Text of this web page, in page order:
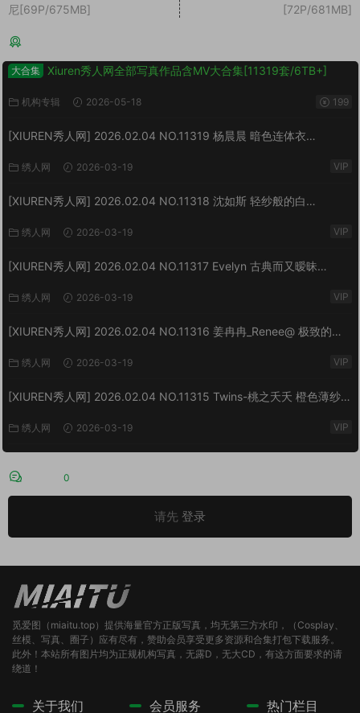
尼[69P/675MB]
[72P/681MB]
大合集 Xiuren秀人网全部写真作品含MV大合集[11319套/6TB+]
机构专辑 2026-05-18 199
[XIUREN秀人网] 2026.02.04 NO.11319 杨晨晨 暗色连体衣
绣人网 2026-03-19 VIP
[XIUREN秀人网] 2026.02.04 NO.11318 沈如斯 轻纱般的白
绣人网 2026-03-19 VIP
[XIUREN秀人网] 2026.02.04 NO.11317 Evelyn 古典而又暧昧
绣人网 2026-03-19 VIP
[XIUREN秀人网] 2026.02.04 NO.11316 姜冉冉_Renee@ 极致的反
绣人网 2026-03-19 VIP
[XIUREN秀人网] 2026.02.04 NO.11315 Twins-桃之夭夭 橙色薄纱
绣人网 2026-03-19 VIP
0
请先 登录
觅爱图（miaitu.top）提供海量官方正版写真，均无第三方水印，（Cosplay、
丝模、写真、圈子）应有尽有，赞助会员享受更多资源和合集打包下载服务。
此外！本站所有图片均为正规机构写真，无露D，无大CD，有这方面要求的请
绕道！
关于我们 会员服务 热门栏目